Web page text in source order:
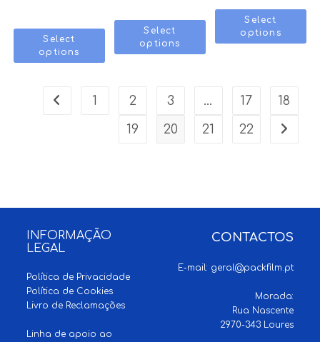
Select
options
Select
options
Select
options
1 2 3 … 17
18
19
20 21 22
INFORMAÇÃO
LEGAL
Política de Privacidade
Política de Cookies
Livro de Reclamações
Linha de apoio ao
CONTACTOS
E-mail: geral@packfilm.pt
Morada:
Rua Nascente
2970-343 Loures